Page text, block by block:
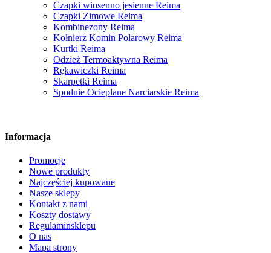
Czapki wiosenno jesienne Reima
Czapki Zimowe Reima
Kombinezony Reima
Kołnierz Komin Polarowy Reima
Kurtki Reima
Odzież Termoaktywna Reima
Rękawiczki Reima
Skarpetki Reima
Spodnie Ocieplane Narciarskie Reima
Informacja
Promocje
Nowe produkty
Najczęściej kupowane
Nasze sklepy
Kontakt z nami
Koszty dostawy
Regulaminsklepu
O nas
Mapa strony